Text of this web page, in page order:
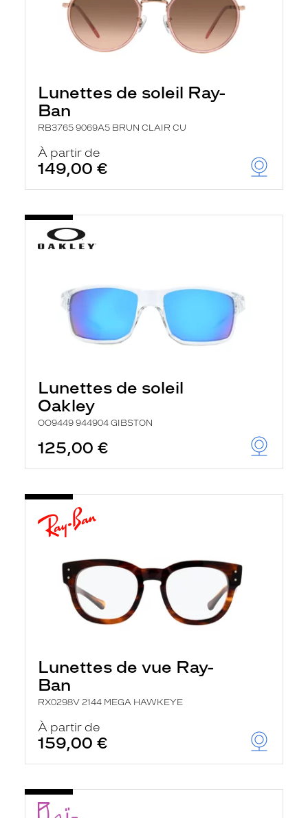
Lunettes de soleil Ray-
Ban
RB3765 9069A5 BRUN CLAIR CU
À partir de
149,00 €
Lunettes de soleil
Oakley
OO9449 944904 GIBSTON
125,00 €
Lunettes de vue Ray-
Ban
RX0298V 2144 MEGA HAWKEYE
À partir de
159,00 €